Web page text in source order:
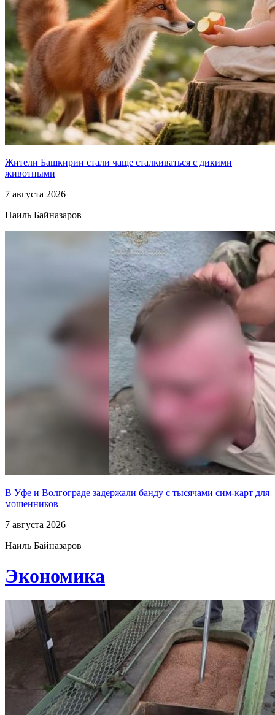
Жители Башкирии стали чаще сталкиваться с дикими
животными
7 августа 2026
Наиль Байназаров
В Уфе и Волгограде задержали банду с тысячами сим-карт для
мошенников
7 августа 2026
Наиль Байназаров
Экономика